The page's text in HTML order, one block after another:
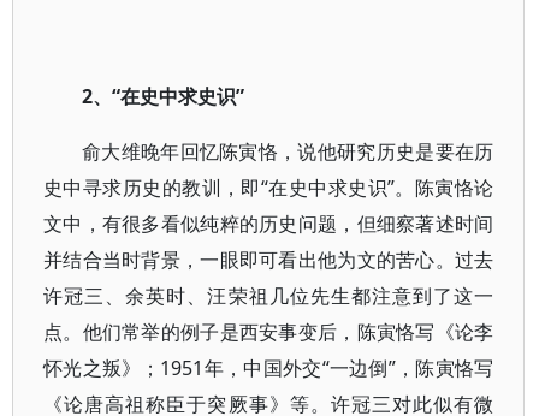
2、“在史中求史识”
俞大维晚年回忆陈寅恪，说他研究历史是要在历
史中寻求历史的教训，即“在史中求史识”。陈寅恪论
文中，有很多看似纯粹的历史问题，但细察著述时间
并结合当时背景，一眼即可看出他为文的苦心。过去
许冠三、余英时、汪荣祖几位先生都注意到了这一
点。他们常举的例子是西安事变后，陈寅恪写《论李
怀光之叛》；1951年，中国外交“一边倒”，陈寅恪写
《论唐高祖称臣于突厥事》等。许冠三对此似有微